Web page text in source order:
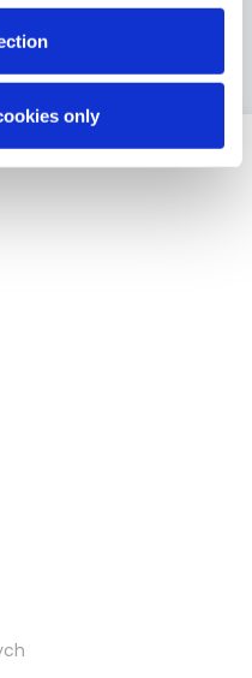
only
się z Tobą.